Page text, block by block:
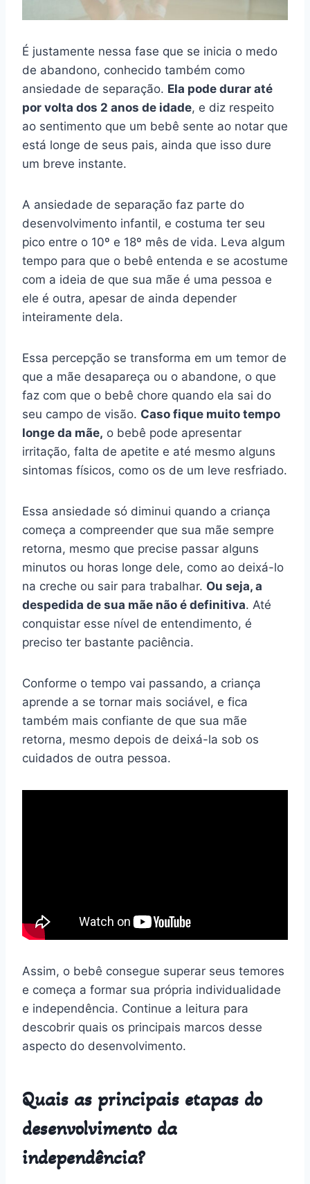
É justamente nessa fase que se inicia o medo
de abandono, conhecido também como
ansiedade de separação. Ela pode durar até
por volta dos 2 anos de idade, e diz respeito
ao sentimento que um bebê sente ao notar que
está longe de seus pais, ainda que isso dure
um breve instante.
A ansiedade de separação faz parte do
desenvolvimento infantil, e costuma ter seu
pico entre o 10º e 18º mês de vida. Leva algum
tempo para que o bebê entenda e se acostume
com a ideia de que sua mãe é uma pessoa e
ele é outra, apesar de ainda depender
inteiramente dela.
Essa percepção se transforma em um temor de
que a mãe desapareça ou o abandone, o que
faz com que o bebê chore quando ela sai do
seu campo de visão. Caso fique muito tempo
longe da mãe, o bebê pode apresentar
irritação, falta de apetite e até mesmo alguns
sintomas físicos, como os de um leve resfriado.
Essa ansiedade só diminui quando a criança
começa a compreender que sua mãe sempre
retorna, mesmo que precise passar alguns
minutos ou horas longe dele, como ao deixá-lo
na creche ou sair para trabalhar. Ou seja, a
despedida de sua mãe não é definitiva. Até
conquistar esse nível de entendimento, é
preciso ter bastante paciência.
Conforme o tempo vai passando, a criança
aprende a se tornar mais sociável, e fica
também mais confiante de que sua mãe
retorna, mesmo depois de deixá-la sob os
cuidados de outra pessoa.
Assim, o bebê consegue superar seus temores
e começa a formar sua própria individualidade
e independência. Continue a leitura para
descobrir quais os principais marcos desse
aspecto do desenvolvimento.
Quais as principais etapas do
desenvolvimento da
independência?